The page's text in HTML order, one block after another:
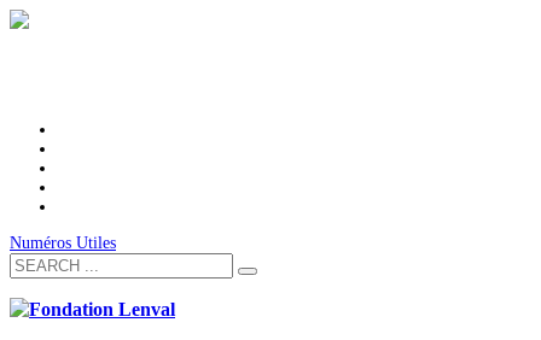
Numéros Utiles